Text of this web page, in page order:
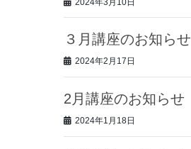
３月講座のお知らせ
2024年2月17日
2月講座のお知らせ
2024年1月18日